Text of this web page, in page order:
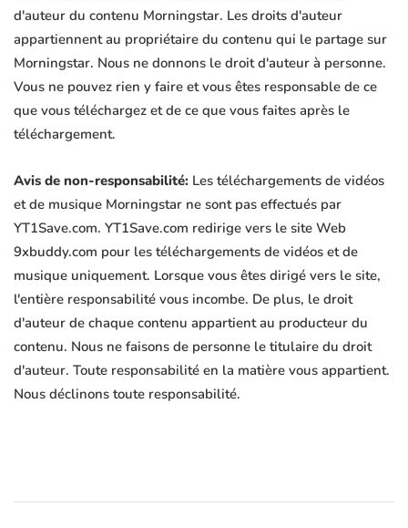
d'auteur du contenu Morningstar. Les droits d'auteur
appartiennent au propriétaire du contenu qui le partage sur
Morningstar. Nous ne donnons le droit d'auteur à personne.
Vous ne pouvez rien y faire et vous êtes responsable de ce
que vous téléchargez et de ce que vous faites après le
téléchargement.
Avis de non-responsabilité: Les téléchargements de vidéos
et de musique Morningstar ne sont pas effectués par
YT1Save.com. YT1Save.com redirige vers le site Web
9xbuddy.com pour les téléchargements de vidéos et de
musique uniquement. Lorsque vous êtes dirigé vers le site,
l'entière responsabilité vous incombe. De plus, le droit
d'auteur de chaque contenu appartient au producteur du
contenu. Nous ne faisons de personne le titulaire du droit
d'auteur. Toute responsabilité en la matière vous appartient.
Nous déclinons toute responsabilité.